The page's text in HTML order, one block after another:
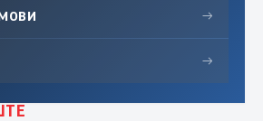
→
→